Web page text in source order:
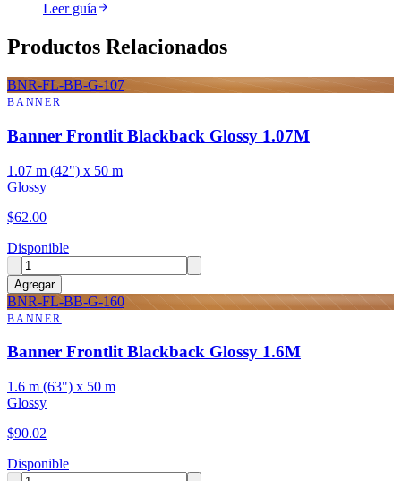
Leer guía
Productos Relacionados
BNR-FL-BB-G-107
BANNER
Banner Frontlit Blackback Glossy 1.07M
1.07 m (42") x 50 m
Glossy
$62.00
Disponible
Agregar
BNR-FL-BB-G-160
BANNER
Banner Frontlit Blackback Glossy 1.6M
1.6 m (63") x 50 m
Glossy
$90.02
Disponible